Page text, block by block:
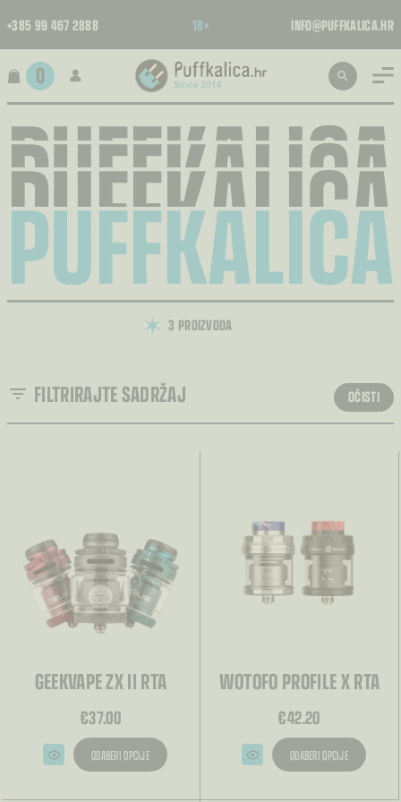
+385 99 467 2888 18+ INFO@PUFFKALICA.HR
0
PUFFKALICA
PUFFKALICA
PUFFKALICA
PUFFKALICA
3 PROIZVODA
FILTRIRAJTE SADRŽAJ OČISTI
SORTIRANJE
GEEKVAPE ZX II RTA
€37.00
ODABERI OPCIJE
Ovaj
WOTOFO PROFILE X RTA
€42.20
ODABERI OPCIJE
Ovaj